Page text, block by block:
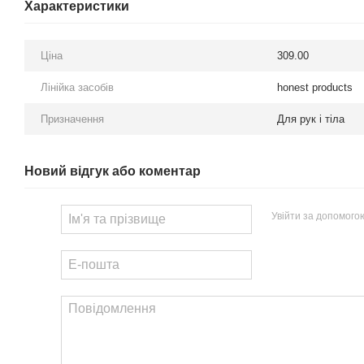
Характеристики
Ціна 309.00
Лінійка засобів honest products
Призначення Для рук і тіла
Новий відгук або коментар
Увійти за